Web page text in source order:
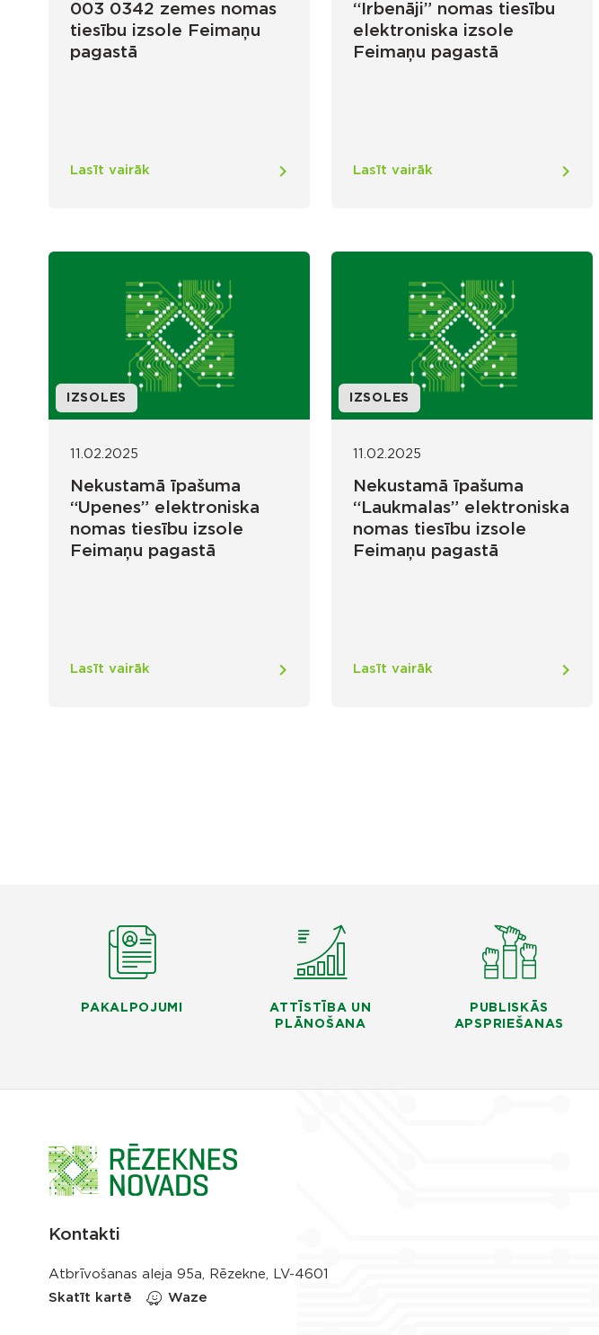
003 0342 zemes nomas
tiesību izsole Feimaņu
pagastā
Lasīt vairāk
“Irbenāji” nomas tiesību
elektroniska izsole
Feimaņu pagastā
Lasīt vairāk
IZSOLES
11.02.2025
Nekustamā īpašuma
“Upenes” elektroniska
nomas tiesību izsole
Feimaņu pagastā
Lasīt vairāk
IZSOLES
11.02.2025
Nekustamā īpašuma
“Laukmalas” elektroniska
nomas tiesību izsole
Feimaņu pagastā
Lasīt vairāk
PAKALPOJUMI
ATTĪSTĪBA UN
PLĀNOŠANA
PUBLISKĀS
APSPRIEŠANAS
Kontakti
Atbrīvošanas aleja 95a, Rēzekne, LV-4601
Skatīt kartē
Waze